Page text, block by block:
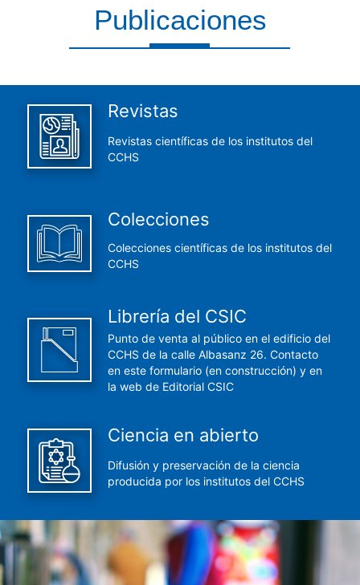
Publicaciones
Revistas
Revistas científicas de los institutos del
CCHS
Colecciones
Colecciones científicas de los institutos del
CCHS
Librería del CSIC
Punto de venta al público en el edificio del
CCHS de la calle Albasanz 26. Contacto
en este formulario (en construcción) y en
la web de Editorial CSIC
Ciencia en abierto
Difusión y preservación de la ciencia
producida por los institutos del CCHS